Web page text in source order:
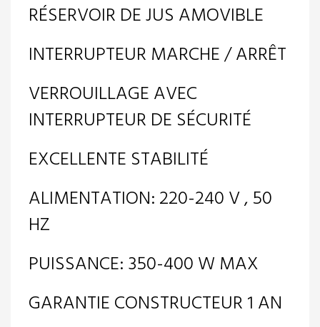
RÉSERVOIR DE JUS AMOVIBLE
INTERRUPTEUR MARCHE / ARRÊT
VERROUILLAGE AVEC
INTERRUPTEUR DE SÉCURITÉ
EXCELLENTE STABILITÉ
ALIMENTATION: 220-240 V , 50
HZ
PUISSANCE: 350-400 W MAX
GARANTIE CONSTRUCTEUR 1 AN